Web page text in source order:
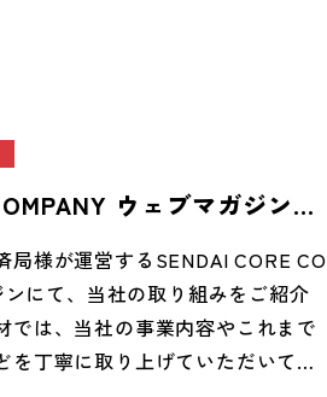
へ。 配置・ロゴマークの大きさの
ちに待った納車でした。 今後も安
き取り組んでまいりますので、何
ルメットと彩っていきます。お楽
ィレクション：TORCH LLC. 小
知様 instagram URL】https://w
ウェブマガジンに
局様が運営するSENDAI CORE CO
にて、当社の取り組みをご紹介
では、当社の事業内容やこれまで
を丁寧に取り上げていただいてお